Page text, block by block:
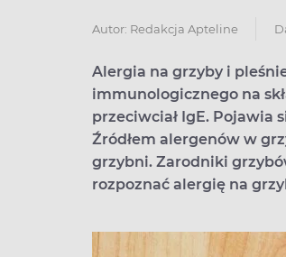
Autor: Redakcja Apteline
Alergia na grzyby i
immunologicznego na
przeciwciał IgE. Pojawia
Źródłem alergenów w
grzybni. Zarodniki
rozpoznać alergię na